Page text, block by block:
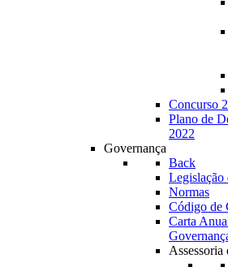
Concurso
Plano de
2022
Governança
Back
Legislação
Normas
Código de
Carta
Assessoria